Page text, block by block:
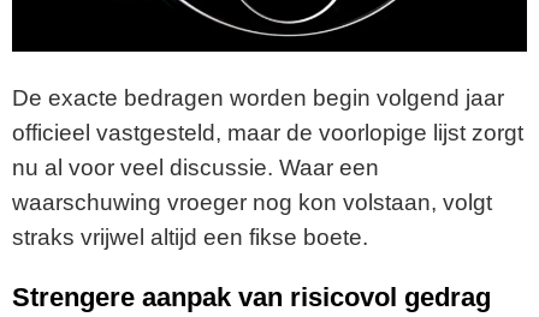
De exacte bedragen worden begin volgend jaar
officieel vastgesteld, maar de voorlopige lijst zorgt
nu al voor veel discussie. Waar een
waarschuwing vroeger nog kon volstaan, volgt
straks vrijwel altijd een fikse boete.
Strengere aanpak van risicovol gedrag